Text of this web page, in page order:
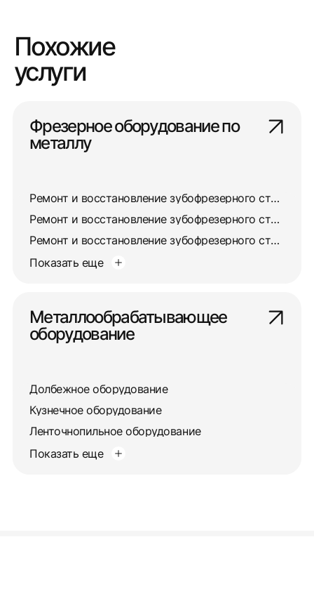
Похожие
услуги
Фрезерное оборудование по
металлу
Ремонт и восстановление зубофрезерного станка 5310
Ремонт и восстановление зубофрезерного станка 532
Ремонт и восстановление зубофрезерного станка 5327
Показать еще
Металлообрабатывающее
оборудование
Долбежное оборудование
Кузнечное оборудование
Ленточнопильное оборудование
Показать еще